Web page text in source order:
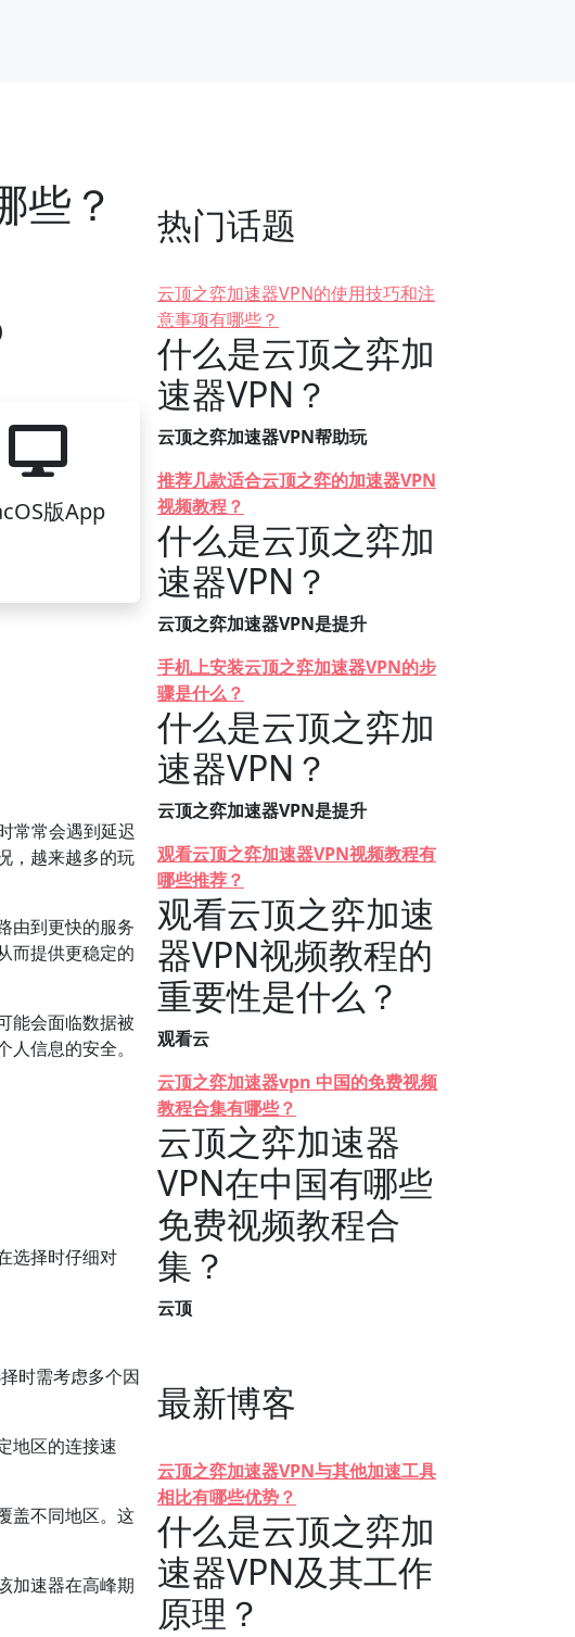
些？
版App
常常会遇到延迟
，越来越多的玩
由到更快的服务
而提供更稳定的
能会面临数据被
信息的安全。
选择时仔细对
时需考虑多个因
地区的连接速
盖不同地区。这
加速器在高峰期
热门话题
云顶之弈加速器VPN的使用技巧和注
意事项有哪些？
什么是云顶之弈加
速器VPN？
云顶之弈加速器VPN帮助玩
推荐几款适合云顶之弈的加速器VPN
视频教程？
什么是云顶之弈加
速器VPN？
云顶之弈加速器VPN是提升
手机上安装云顶之弈加速器VPN的步
骤是什么？
什么是云顶之弈加
速器VPN？
云顶之弈加速器VPN是提升
观看云顶之弈加速器VPN视频教程有
哪些推荐？
观看云顶之弈加速
器VPN视频教程的
重要性是什么？
观看云
云顶之弈加速器vpn 中国的免费视频
教程合集有哪些？
云顶之弈加速器
VPN在中国有哪些
免费视频教程合
集？
云顶
最新博客
云顶之弈加速器VPN与其他加速工具
相比有哪些优势？
什么是云顶之弈加
速器VPN及其工作
原理？